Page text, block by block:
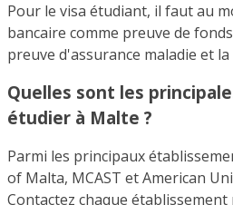
Pour le visa étudiant, il faut au
bancaire comme preuve de
preuve d'assurance maladie et
Quelles sont les
étudier à Malte ?
Parmi les principaux
of Malta, MCAST et American
Contactez chaque